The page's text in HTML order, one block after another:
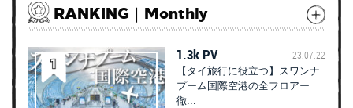
RANKING｜Monthly
1.3k PV 23.07.22
【タイ旅行に役立つ】スワンナ
プーム国際空港の全フロアー
徹...